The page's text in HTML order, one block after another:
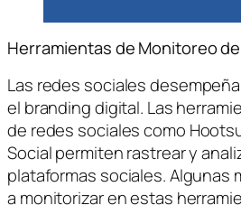
Herramientas de Monitoreo
Las redes sociales
el branding digital. Las
de redes sociales como
Social permiten rastrear y
plataformas sociales. Algunas
a monitorizar en estas